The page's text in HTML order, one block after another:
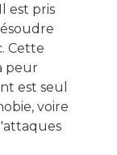
est pris
Cette
peur
est seul
voire